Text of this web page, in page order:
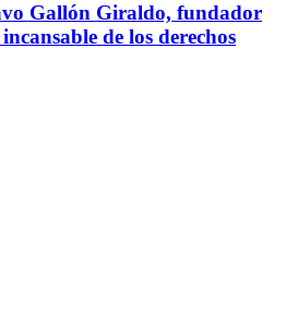
Gallón Giraldo, fundador
de los derechos